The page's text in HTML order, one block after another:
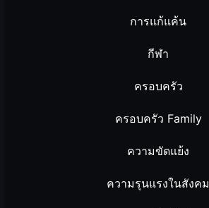
การแก้แค้น
กีฬา
ครอบครัว
ครอบครัว Family
ความขัดแย้ง
ความรุนแรงในสังคม